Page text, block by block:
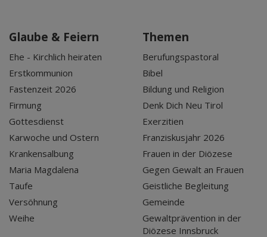
Glaube & Feiern
Ehe - Kirchlich heiraten
Erstkommunion
Fastenzeit 2026
Firmung
Gottesdienst
Karwoche und Ostern
Krankensalbung
Maria Magdalena
Taufe
Versöhnung
Weihe
Themen
Berufungspastoral
Bibel
Bildung und Religion
Denk Dich Neu Tirol
Exerzitien
Franziskusjahr 2026
Frauen in der Diözese
Gegen Gewalt an Frauen
Geistliche Begleitung
Gemeinde
Gewaltprävention in der
Diözese Innsbruck